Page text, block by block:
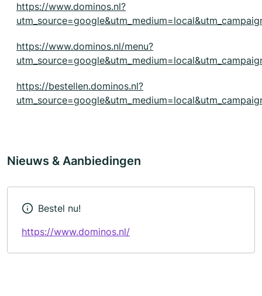
https://www.dominos.nl?
https://www.dominos.nl/menu?
https://bestellen.dominos.nl?
Nieuws & Aanbiedingen
Bestel nu!
https://www.dominos.nl/